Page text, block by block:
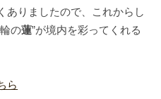
ありましたので、これからし
輪の蓮”が境内を彩ってくれる
ら